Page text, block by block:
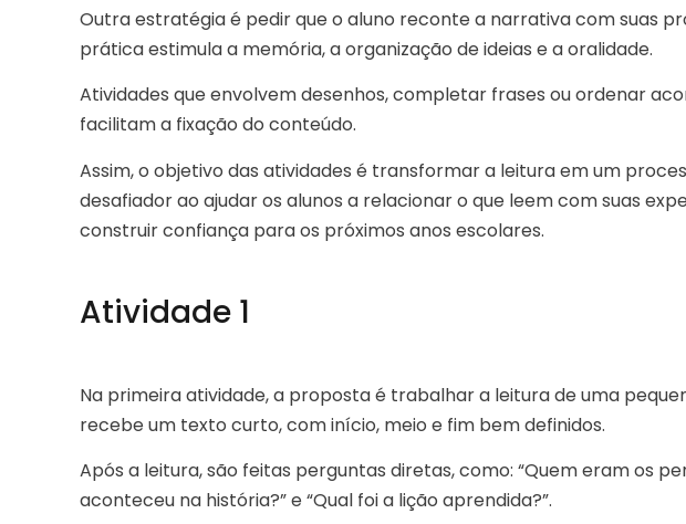
Outra estratégia é pedir que o aluno reconte a narrativa com suas
prática estimula a memória, a organização de ideias e a oralidade.
Atividades que envolvem desenhos, completar frases ou ordenar
facilitam a fixação do conteúdo.
Assim, o objetivo das atividades é transformar a leitura em um
desafiador ao ajudar os alunos a relacionar o que leem com suas
construir confiança para os próximos anos escolares.
Atividade 1
Na primeira atividade, a proposta é trabalhar a leitura de uma
recebe um texto curto, com início, meio e fim bem definidos.
Após a leitura, são feitas perguntas diretas, como: “Quem eram os
aconteceu na história?” e “Qual foi a lição aprendida?”.